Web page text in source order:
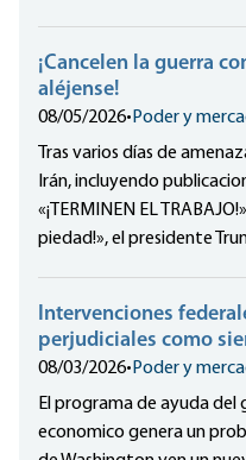
¡Cancelen la guerra
aléjense!
08/05/2026• Poder y
Tras varios días de
Irán, incluyendo
«¡TERMINEN EL
piedad!», el presidente
Intervenciones
perjudiciales como
08/03/2026• Poder y
El programa de ayuda
economico genera un